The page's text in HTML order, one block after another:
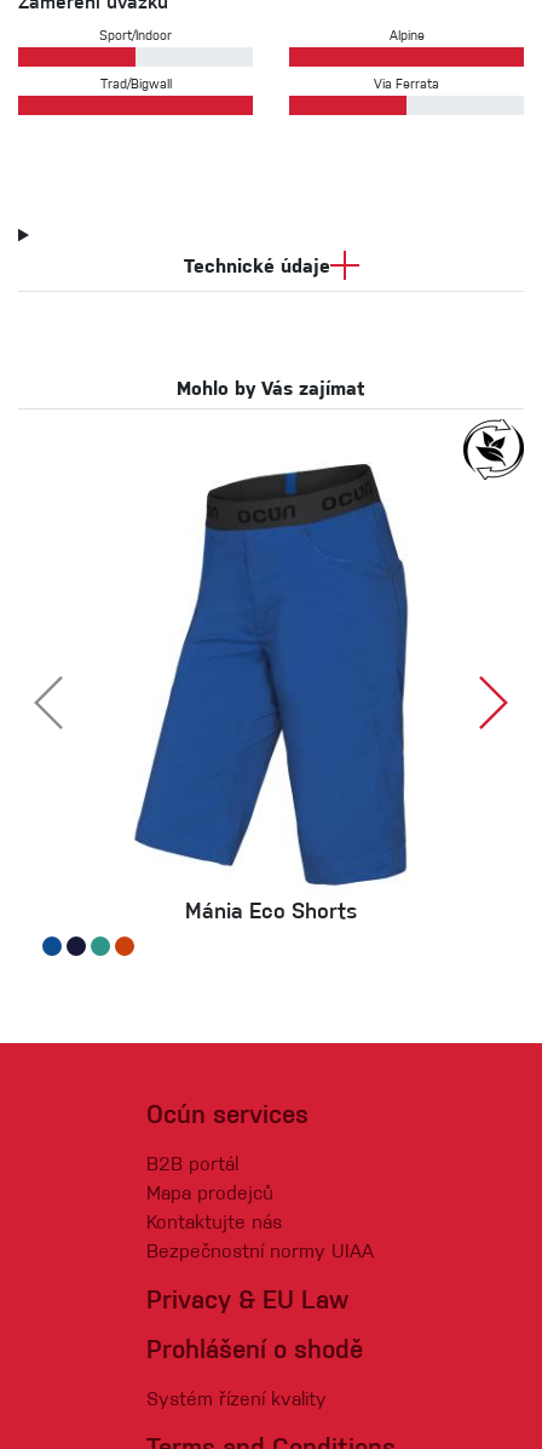
Zaměření úvazku
Sport/Indoor Alpine
Trad/Bigwall Via Ferrata
Technické údaje
Mohlo by Vás zajímat
Mánia Eco Shorts
Ocún services
B2B portál
Mapa prodejců
Kontaktujte nás
Bezpečnostní normy UIAA
Privacy & EU Law
Prohlášení o shodě
Systém řízení kvality